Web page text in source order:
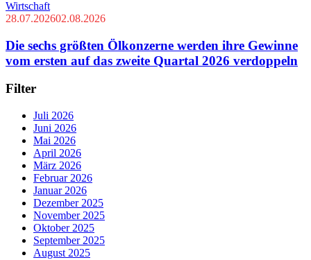
Wirtschaft
28.07.202602.08.2026
Die sechs größten Ölkonzerne werden ihre Gewinne
vom ersten auf das zweite Quartal 2026 verdoppeln
Filter
Juli 2026
Juni 2026
Mai 2026
April 2026
März 2026
Februar 2026
Januar 2026
Dezember 2025
November 2025
Oktober 2025
September 2025
August 2025